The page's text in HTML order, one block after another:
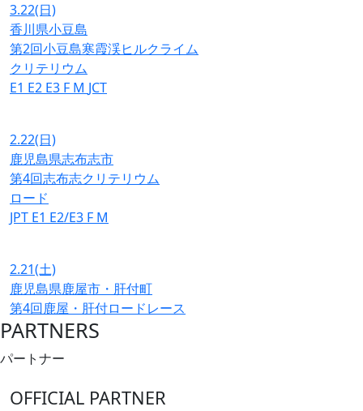
3.22(日)
香川県小豆島
第2回小豆島寒霞渓ヒルクライム
クリテリウム
E1 E2 E3 F M JCT
2.22(日)
鹿児島県志布志市
第4回志布志クリテリウム
ロード
JPT E1 E2/E3 F M
2.21(土)
鹿児島県鹿屋市・肝付町
第4回鹿屋・肝付ロードレース
PARTNERS
パートナー
OFFICIAL PARTNER